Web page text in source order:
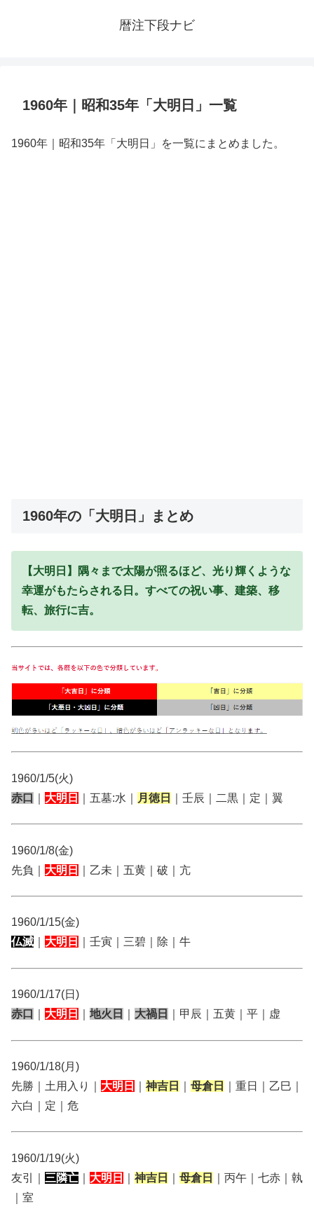
暦注下段ナビ
1960年｜昭和35年「大明日」一覧
1960年｜昭和35年「大明日」を一覧にまとめました。
1960年の「大明日」まとめ
【大明日】隅々まで太陽が照るほど、光り輝くような
幸運がもたらされる日。すべての祝い事、建築、移
転、旅行に吉。
1960/1/5(火)
赤口
大明日 ｜五墓:水｜ 月徳日 ｜壬辰｜二黒｜定｜翼
1960/1/8(金)
先負｜ 大明日 ｜乙未｜五黄｜破｜亢
1960/1/15(金)
仏滅
大明日 ｜壬寅｜三碧｜除｜牛
1960/1/17(日)
赤口
大明日 地火日 大禍日 ｜甲辰｜五黄｜平｜虚
1960/1/18(月)
先勝｜土用入り｜ 大明日 神吉日 母倉日
｜重日｜乙巳｜
六白｜定｜危
1960/1/19(火)
友引｜ 三隣亡 大明日 神吉日 母倉日
｜丙午｜七赤｜執
｜室